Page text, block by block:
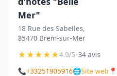
Mer"
18 Rue des Sabelles,
85470 Brem-sur-Mer
★★★★★4.9/5•34 avis
📞+33251905916🌐Site web 📍